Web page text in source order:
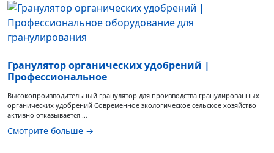
Гранулятор органических удобрений |
Профессиональное
Высокопроизводительный гранулятор для производства гранулированных
органических удобрений Современное экологическое сельское хозяйство
активно отказывается …
Смотрите больше →